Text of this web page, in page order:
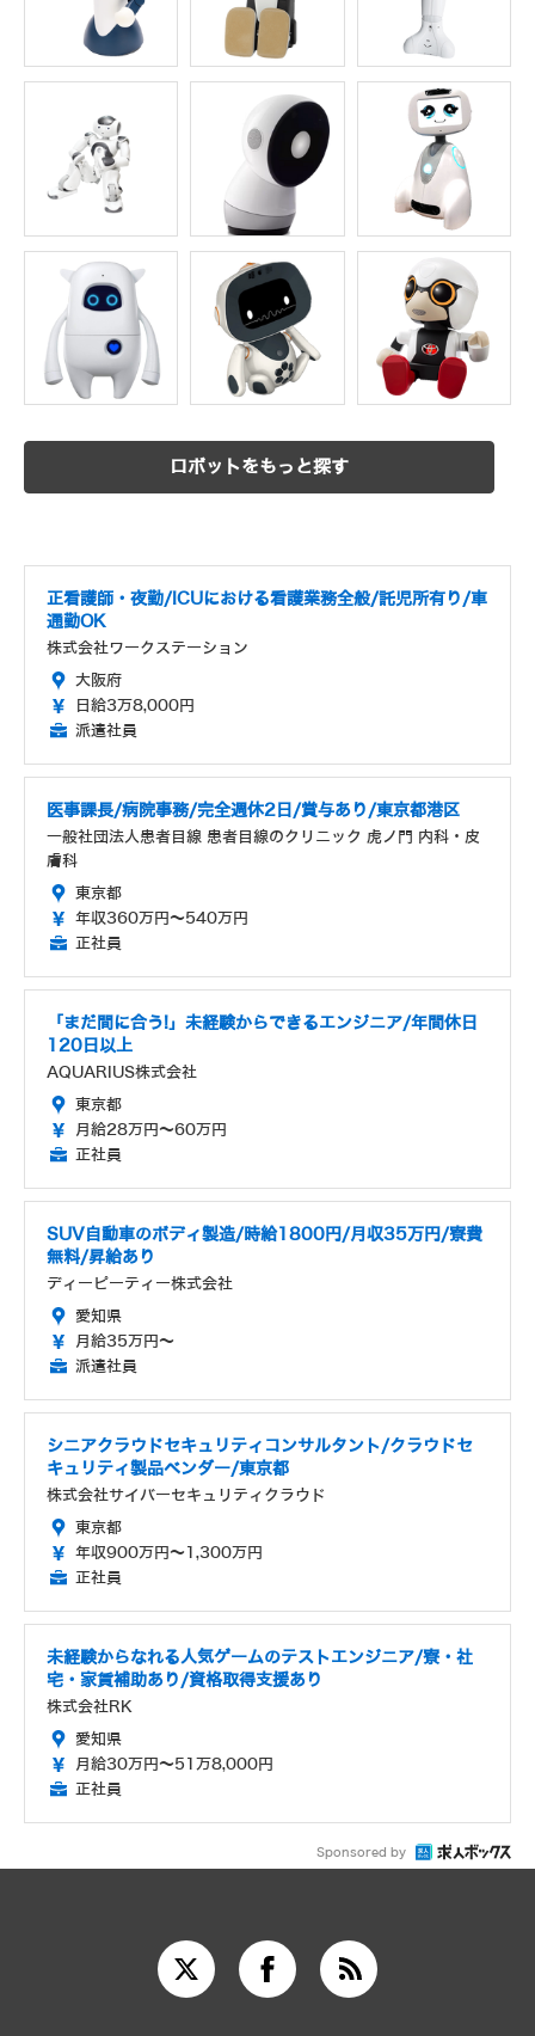
ロボットをもっと探す
正看護師・夜勤/ICUにおける看護業務全般/託児所有り/車
通勤OK
株式会社ワークステーション
大阪府
日給3万8,000円
派遣社員
医事課長/病院事務/完全週休2日/賞与あり/東京都港区
一般社団法人患者目線 患者目線のクリニック 虎ノ門 内科・皮
膚科
東京都
年収360万円～540万円
正社員
「まだ間に合う!」未経験からできるエンジニア/年間休日
120日以上
AQUARIUS株式会社
東京都
月給28万円～60万円
正社員
SUV自動車のボディ製造/時給1800円/月収35万円/寮費
無料/昇給あり
ディーピーティー株式会社
愛知県
月給35万円～
派遣社員
シニアクラウドセキュリティコンサルタント/クラウドセ
キュリティ製品ベンダー/東京都
株式会社サイバーセキュリティクラウド
東京都
年収900万円～1,300万円
正社員
未経験からなれる人気ゲームのテストエンジニア/寮・社
宅・家賃補助あり/資格取得支援あり
株式会社RK
愛知県
月給30万円～51万8,000円
正社員
Sponsored by